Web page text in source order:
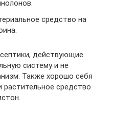
средство на
действующие
систему и не
Также хорошо себя
растительное средство